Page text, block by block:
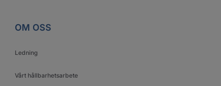
OM OSS
Ledning
Vårt hållbarhetsarbete